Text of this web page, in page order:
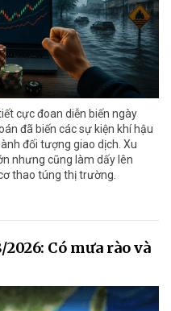
cực đoan diễn biến ngày
đã biến các sự kiện khí hậu
đối tượng giao dịch. Xu
nhưng cũng làm dấy lên
thao túng thị trường.
Có mưa rào và